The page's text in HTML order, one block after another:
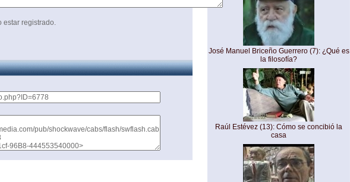
estar registrado.
José Manuel Briceño Guerrero (3): El mar y
la montaña
José Manuel Briceño Guerrero (4):
Encuentro conmigo mismo
José Manuel Briceño Guerrero (7): ¿Qué es
la filosofía?
Raúl Estévez (13): Cómo se concibió la
casa